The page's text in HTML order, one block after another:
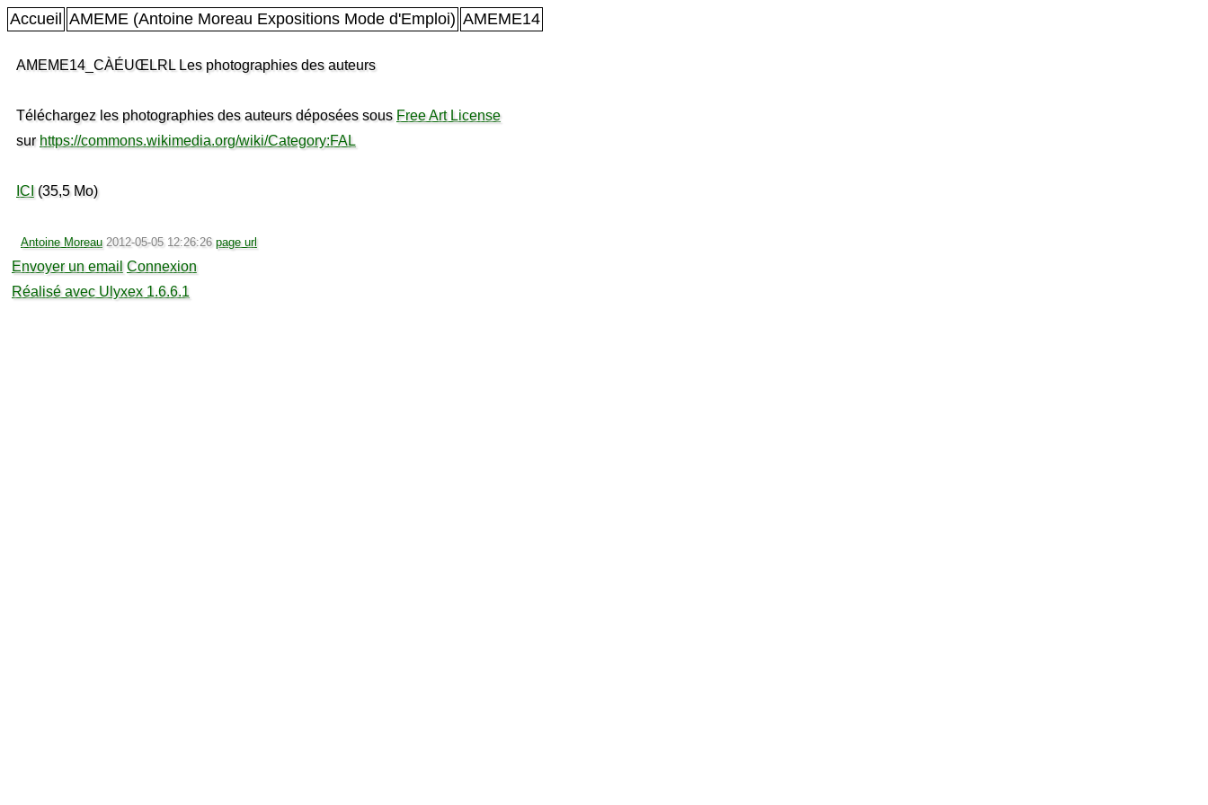
Accueil AMEME (Antoine Moreau Expositions Mode d'Emploi) AMEME14
AMEME14_CÀÉUŒLRL Les photographies des auteurs
Téléchargez les photographies des auteurs déposées sous Free Art License
sur https://commons.wikimedia.org/wiki/Category:FAL
ICI (35,5 Mo)
Antoine Moreau 2012-05-05 12:26:26 page url
Envoyer un email Connexion
Réalisé avec Ulyxex 1.6.6.1